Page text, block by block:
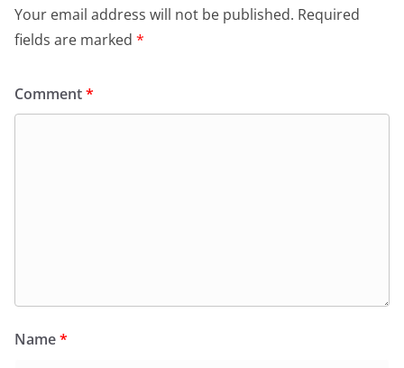
Your email address will not be published. Required
fields are marked *
Comment*
Name*